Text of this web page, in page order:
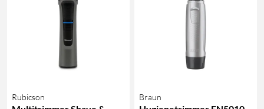
Rubicson Braun